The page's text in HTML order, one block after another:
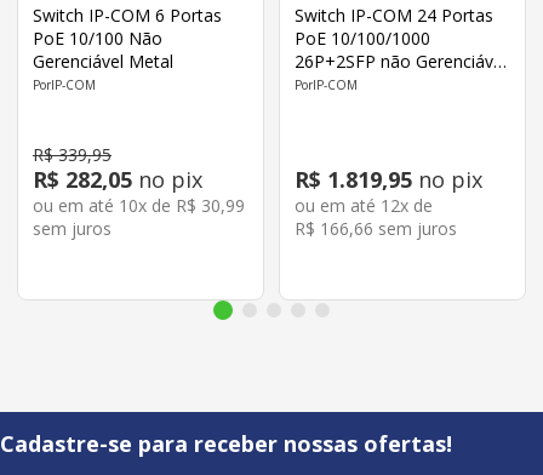
Switch IP-COM 6 Portas
PoE 10/100 Não
Gerenciável Metal
IP-COM
R$ 339,95
R$ 282,05 no pix
ou em até 10x de R$ 30,99
sem juros
Switch IP-COM 24 Portas
PoE 10/100/1000
26P+2SFP não Gerenciável
Metal
IP-COM
R$ 1.819,95 no pix
ou em até 12x de
R$ 166,66 sem juros
Cadastre-se para receber nossas ofertas!